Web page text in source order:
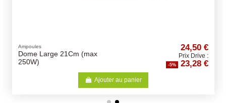
Ampoules
Dome Large 21Cm (max
250W)
24,50 €
Prix Drive :
-5% 23,28 €
Ajouter au panier